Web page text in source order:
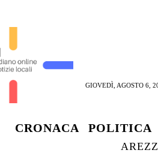
GIOVEDÌ, AGOSTO 6,
CRONACA POLITICA